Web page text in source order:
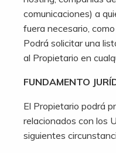
comunicaciones) a
fuera necesario,
Podrá solicitar una
al Propietario en
FUNDAMENTO
El Propietario podrá
relacionados con los
siguientes